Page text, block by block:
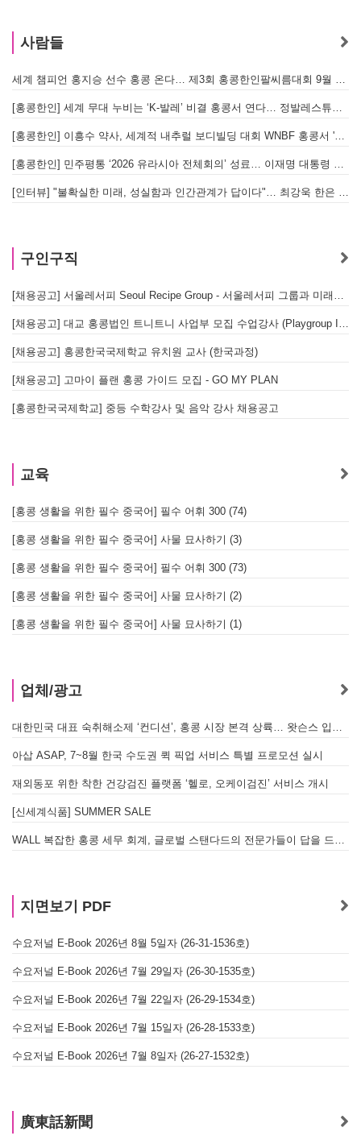
사람들
구인구직
[채용공고] 홍콩한국국제학교 유치원 교사 (한국과정)
[채용공고] 고마이 플랜 홍콩 가이드 모집 - GO MY PLAN
[홍콩한국국제학교] 중등 수학강사 및 음악 강사 채용공고
교육
[홍콩 생활을 위한 필수 중국어] 필수 어휘 300 (74)
[홍콩 생활을 위한 필수 중국어] 사물 묘사하기 (3)
[홍콩 생활을 위한 필수 중국어] 필수 어휘 300 (73)
[홍콩 생활을 위한 필수 중국어] 사물 묘사하기 (2)
[홍콩 생활을 위한 필수 중국어] 사물 묘사하기 (1)
업체/광고
아삽 ASAP, 7~8월 한국 수도권 퀵 픽업 서비스 특별 프로모션 실시
재외동포 위한 착한 건강검진 플랫폼 ‘헬로, 오케이검진’ 서비스 개시
[신세계식품] SUMMER SALE
지면보기 PDF
수요저널 E-Book 2026년 8월 5일자 (26-31-1536호)
수요저널 E-Book 2026년 7월 29일자 (26-30-1535호)
수요저널 E-Book 2026년 7월 22일자 (26-29-1534호)
수요저널 E-Book 2026년 7월 15일자 (26-28-1533호)
수요저널 E-Book 2026년 7월 8일자 (26-27-1532호)
廣東話新聞